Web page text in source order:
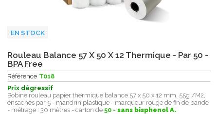
EN STOCK
Rouleau Balance 57 X 50 X 12 Thermique - Par 50 -
BPA Free
Référence T018
Prix dégressif
Bobine rouleau papier thermique balance 57 x 50 x 12 mm, 55g /M2,
ensachés par 5 - mandrin plastique - marqueur rouge de fin de bande
- métrage : 30 mètres - carton de 50 - sans bisphenol A.